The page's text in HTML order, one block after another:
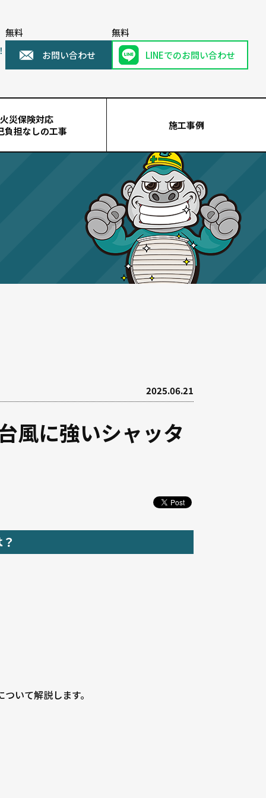
無料
お問い合わせ
無料
LINEでのお問い合わせ
火災保険対応
負担なしの工事
施工事例
2025.06.21
風に強いシャッタ
いて解説します。